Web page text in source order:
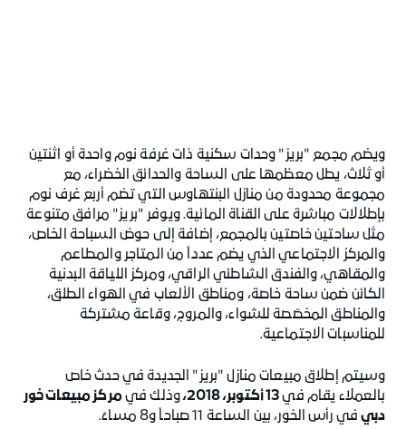
ويضم مجمع "بريز" وحدات سكنية ذات غرفة نوم واحدة أو اثنتين
أو ثلاث، يطل معظمها على الساحة والحدائق الخضراء، مع
مجموعة محدودة من منازل البنتهاوس التي تضم أربع غرف نوم
بإطلالات مباشرة على القناة المائية. ويوفر "بريز" مرافق متنوعة
مثل ساحتين خاصتين بالمجمع، إضافة إلى حوض السباحة الخاص،
والمركز الاجتماعي الذي يضم عدداً من المتاجر والمطاعم
والمقاهي، والفندق الشاطئي الراقي، ومركز اللياقة البدنية
الكائن ضمن ساحة خاصة، ومناطق الألعاب في الهواء الطلق،
والمناطق المخصّصة للشواء، والمروج، وقاعة مشتركة
للمناسبات الاجتماعية.
وسيتم إطلاق مبيعات منازل "بريز" الجديدة في حدث خاص
بالعملاء يقام في13 أكتوبر، 2018، وذلك فيمركز مبيعات خور
دبيفي رأس الخور، بين الساعة 11 صباحاً و8 مساءً.